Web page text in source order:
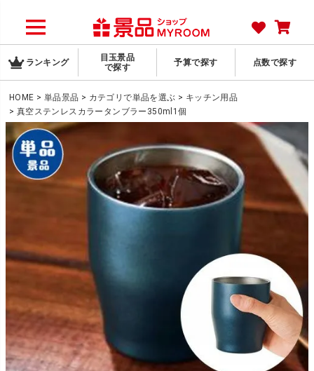
ランキング
目玉景品
で探す
予算で探す 点数で探す
HOME 単品景品 カテゴリで単品を選ぶ
キッチン用品
真空ステンレスカラータンブラー350ml1個